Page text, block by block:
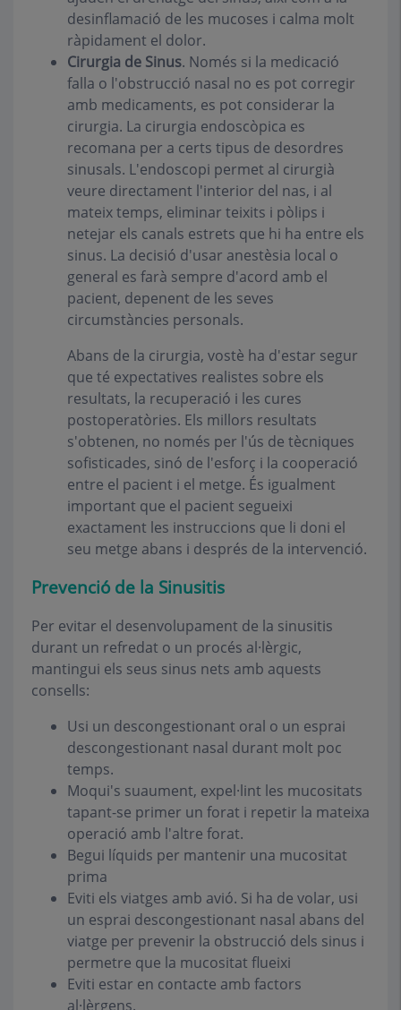
desinflamació de les mucoses i calma molt
ràpidament el dolor.
Cirurgia de Sinus. Només si la medicació
falla o l'obstrucció nasal no es pot corregir
amb medicaments, es pot considerar la
cirurgia. La cirurgia endoscòpica es
recomana per a certs tipus de desordres
sinusals. L'endoscopi permet al cirurgià
veure directament l'interior del nas, i al
mateix temps, eliminar teixits i pòlips i
netejar els canals estrets que hi ha entre els
sinus. La decisió d'usar anestèsia local o
general es farà sempre d'acord amb el
pacient, depenent de les seves
circumstàncies personals.
Abans de la cirurgia, vostè ha d'estar segur
que té expectatives realistes sobre els
resultats, la recuperació i les cures
postoperatòries. Els millors resultats
s'obtenen, no només per l'ús de tècniques
sofisticades, sinó de l'esforç i la cooperació
entre el pacient i el metge. És igualment
important que el pacient segueixi
exactament les instruccions que li doni el
seu metge abans i després de la intervenció.
Prevenció de la Sinusitis
Per evitar el desenvolupament de la sinusitis
durant un refredat o un procés al·lèrgic,
mantingui els seus sinus nets amb aquests
consells:
Usi un descongestionant oral o un esprai
descongestionant nasal durant molt poc
temps.
Moqui's suaument, expel·lint les mucositats
tapant-se primer un forat i repetir la mateixa
operació amb l'altre forat.
Begui líquids per mantenir una mucositat
prima
Eviti els viatges amb avió. Si ha de volar, usi
un esprai descongestionant nasal abans del
viatge per prevenir la obstrucció dels sinus i
permetre que la mucositat flueixi
Eviti estar en contacte amb factors
al·lèrgens.